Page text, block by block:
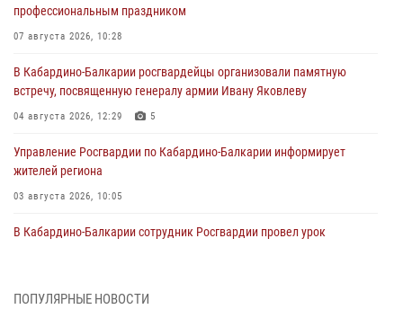
профессиональным праздником
07 августа 2026, 10:28
В Кабардино-Балкарии росгвардейцы организовали памятную
встречу, посвященную генералу армии Ивану Яковлеву
04 августа 2026, 12:29 5
Управление Росгвардии по Кабардино-Балкарии информирует
жителей региона
03 августа 2026, 10:05
В Кабардино‑Балкарии сотрудник Росгвардии провел урок
ПОПУЛЯРНЫЕ НОВОСТИ